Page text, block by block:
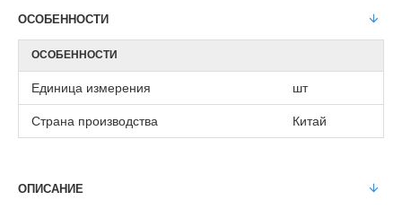
ОСОБЕННОСТИ
ОСОБЕННОСТИ
Единица измерения шт
Страна производства Китай
ОПИСАНИЕ